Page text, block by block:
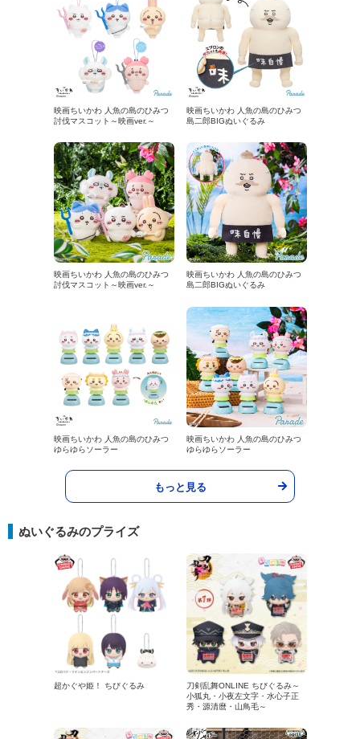
映画ちいかわ 人魚の島のひみつ
討伐マスコット～映画ver.～
映画ちいかわ 人魚の島のひみつ
島二郎BIGぬいぐるみ
映画ちいかわ 人魚の島のひみつ
討伐マスコット～映画ver.～
映画ちいかわ 人魚の島のひみつ
島二郎BIGぬいぐるみ
映画ちいかわ 人魚の島のひみつ
ゆらゆらソーラー
映画ちいかわ 人魚の島のひみつ
ゆらゆらソーラー
もっと見る
ぬいぐるみのプライズ
超かぐや姫！ ちびぐるみ
刀剣乱舞ONLINE ちびぐるみ～
小狐丸・小夜左文字・水心子正
秀・源清麿・山鳥毛～